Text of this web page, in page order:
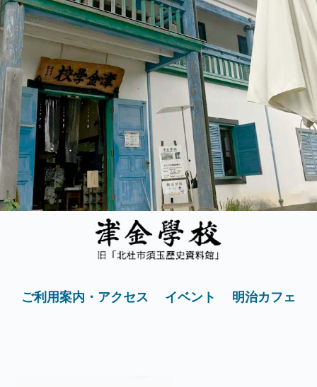
ご利用案内・アクセス イベント 明治カフェ